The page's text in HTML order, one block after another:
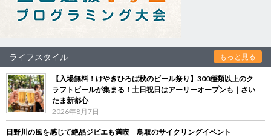
ライフスタイル もっと見る
【入場無料！けやきひろば秋のビール祭り】300種類以上のク
ラフトビールが集まる！土日祝日はアーリーオープンも｜さい
たま新都心
2026年8月7日
日野川の風を感じて絶品ジビエも満喫 鳥取のサイクリングイベント